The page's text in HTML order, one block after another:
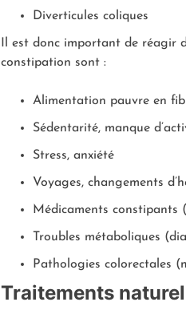
Diverticules coliques
Il est donc important de réagir
constipation sont :
Alimentation pauvre en
Sédentarité, manque
Stress, anxiété
Voyages, changements
Médicaments constipants
Troubles métaboliques
Pathologies colorectales
Traitements